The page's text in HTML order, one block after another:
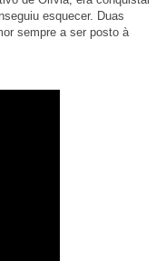
esquecer. Duas
sempre a ser posto à